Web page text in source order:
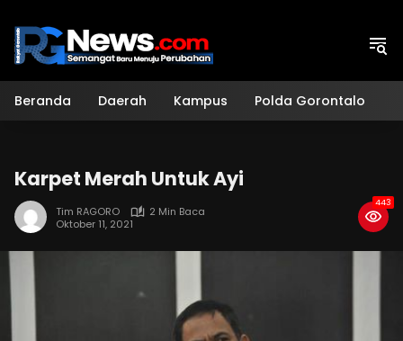
konten
Beranda Daerah Kampus Polda Gorontalo
Karpet Merah Untuk Ayi
Tim RAGORO
2 Min Baca
Oktober 11, 2021
443